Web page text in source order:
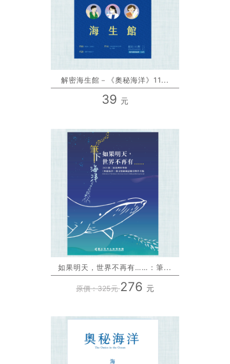
解密海生館－《奧秘海洋》11...
39 元
如果明天，世界不再有……：筆...
原價：325元276 元